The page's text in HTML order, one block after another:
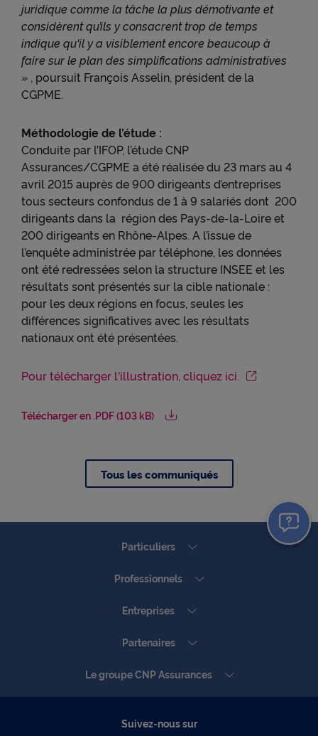
juridique comme la tâche la plus démotivante et
considèrent qu’ils y consacrent trop de temps
indique qu'il y a visiblement encore beaucoup à
faire sur le plan des simplifications administratives
» , poursuit François Asselin, président de la
CGPME.
Méthodologie de l’étude :
Conduite par l’IFOP, l’étude CNP
Assurances/CGPME a été réalisée du 23 mars au 4
avril 2015 auprès de 900 dirigeants d’entreprises
tous secteurs confondus de 1 à 9 salariés dont 200
dirigeants dans la région des Pays-de-la-Loire et
200 dirigeants en Rhône-Alpes. A l’issue de
l’enquête administrée par téléphone, les données
ont été redressées selon la structure INSEE et les
résultats sont présentés sur la cible nationale :
pour les deux régions en focus, seules les
différences significatives avec les résultats
nationaux ont été présentées.
Pour télécharger l'illustration, cliquez ici.
Télécharger en .PDF (103 kB)
Tous les communiqués
Particuliers
Professionnels
Entreprises
Partenaires
Le groupe CNP Assurances
Suivez-nous sur